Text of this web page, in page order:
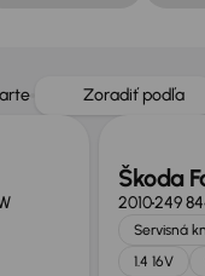
Zoradiť podľa
Škoda
2010249
Servisná
1.4 16V